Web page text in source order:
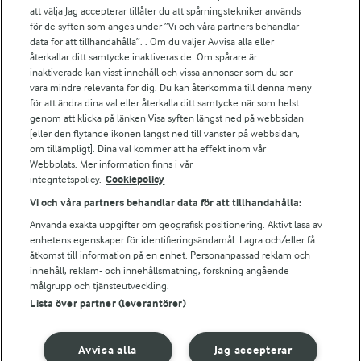
Arlas kundportal
Arla.com
Falbygdens Ost
Arla webbshop
Bildbank
Följ oss
© 2026 Arla Foods
att välja Jag accepterar tillåter du att spårningstekniker används
för de syften som anges under ”Vi och våra partners behandlar
data för att tillhandahålla”. . Om du väljer Avvisa alla eller
återkallar ditt samtycke inaktiveras de. Om spårare är
inaktiverade kan visst innehåll och vissa annonser som du ser
vara mindre relevanta för dig. Du kan återkomma till denna meny
för att ändra dina val eller återkalla ditt samtycke när som helst
genom att klicka på länken Visa syften längst ned på webbsidan
[eller den flytande ikonen längst ned till vänster på webbsidan,
om tillämpligt]. Dina val kommer att ha effekt inom vår
Webbplats. Mer information finns i vår
integritetspolicy. Cookiepolicy
Vi och våra partners behandlar data för att tillhandahålla:
Använda exakta uppgifter om geografisk positionering. Aktivt läsa av
enhetens egenskaper för identifieringsändamål. Lagra och/eller få
åtkomst till information på en enhet. Personanpassad reklam och
innehåll, reklam- och innehållsmätning, forskning angående
målgrupp och tjänsteutveckling.
Lista över partner (leverantörer)
Jag accepterar
Avvisa alla